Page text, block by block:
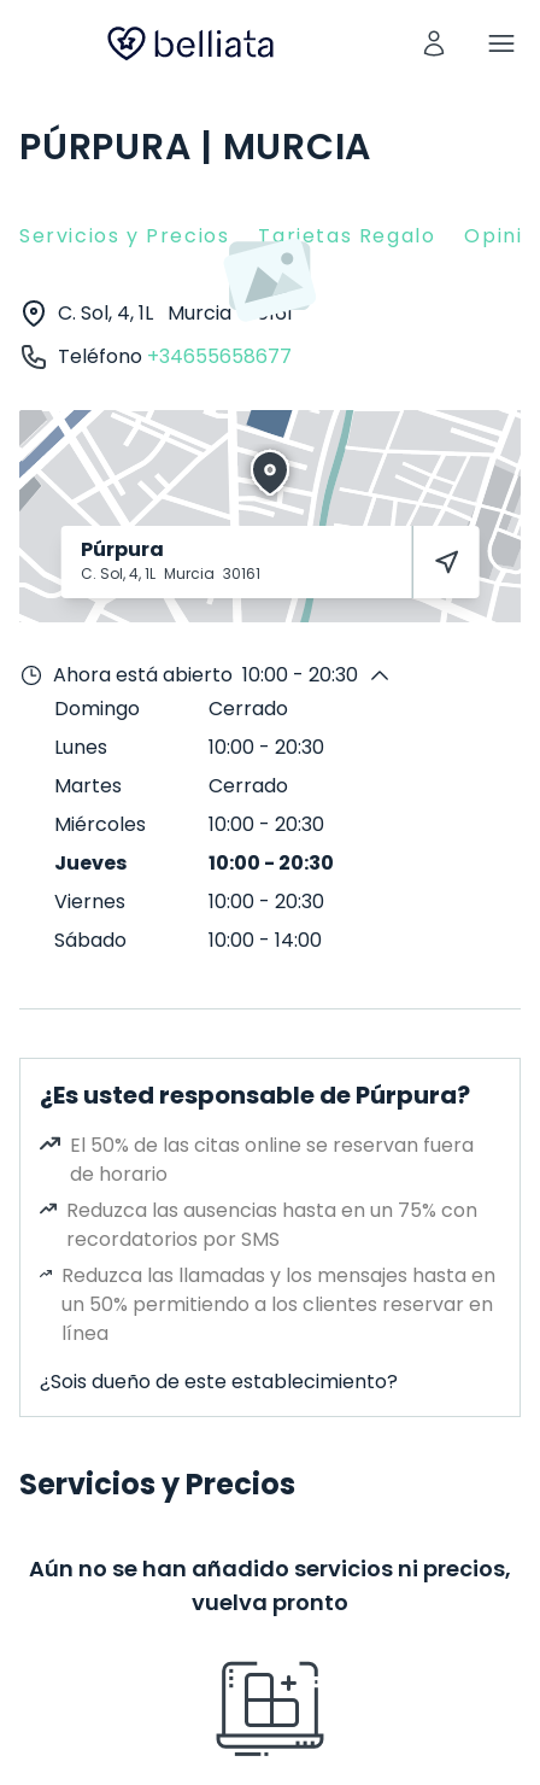
PÚRPURA | MURCIA
Servicios y Precios Tarjetas Regalo
C. Sol, 4, 1L Murcia
30161
Teléfono +34655658677
Púrpura
C. Sol, 4, 1L Murcia 30161
Ahora está abierto 10:00 - 20:30
Domingo
Cerrado
Lunes
10:00 - 20:30
Martes
Cerrado
Miércoles
10:00 - 20:30
Jueves
10:00 - 20:30
Viernes
10:00 - 20:30
Sábado
10:00 - 14:00
¿Es usted responsable de Púrpura?
El 50% de las citas online se reservan fuera
de horario
Reduzca las ausencias hasta en un 75% con
recordatorios por SMS
Reduzca las llamadas y los mensajes hasta en
un 50% permitiendo a los clientes reservar en
línea
¿Sois dueño de este establecimiento?
Servicios y Precios
Aún no se han añadido servicios ni precios,
vuelva pronto